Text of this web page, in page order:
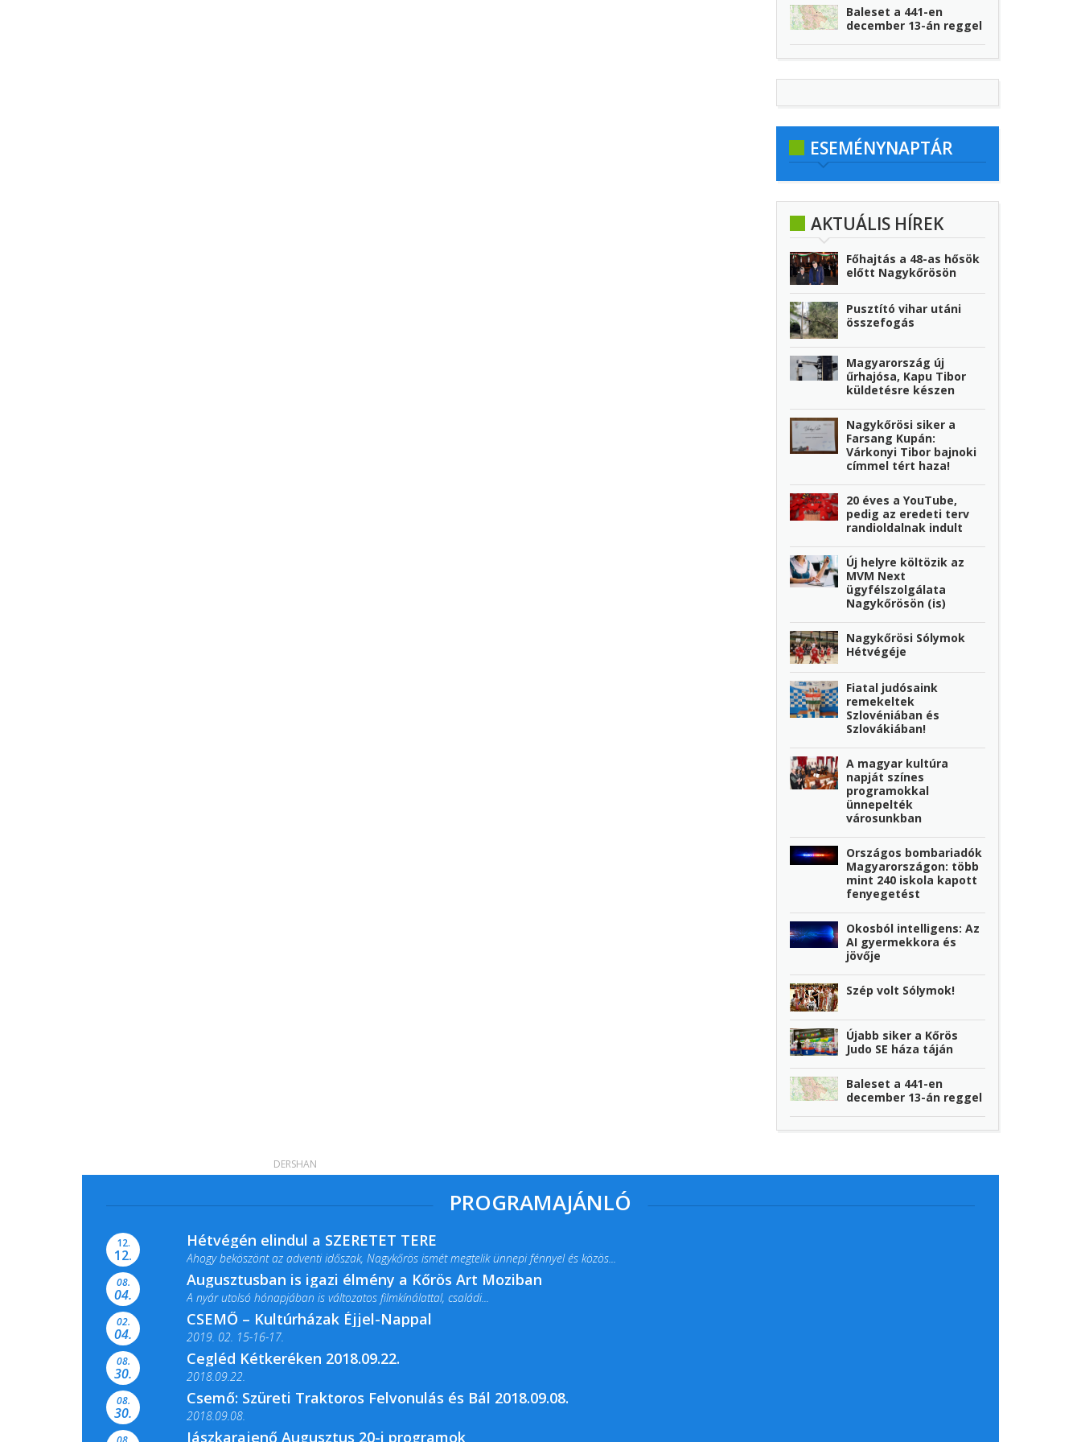
Baleset a 441-en
december 13-án reggel
ESEMÉNYNAPTÁR
AKTUÁLIS HÍREK
Főhajtás a 48-as hősök
előtt Nagykőrösön
Pusztító vihar utáni
összefogás
Magyarország új
űrhajósa, Kapu Tibor
küldetésre készen
Nagykőrösi siker a
Farsang Kupán:
Várkonyi Tibor bajnoki
címmel tért haza!
20 éves a YouTube,
pedig az eredeti terv
randioldalnak indult
Új helyre költözik az
MVM Next
ügyfélszolgálata
Nagykőrösön (is)
Nagykőrösi Sólymok
Hétvégéje
Fiatal judósaink
remekeltek
Szlovéniában és
Szlovákiában!
A magyar kultúra
napját színes
programokkal
ünnepelték
városunkban
Országos bombariadók
Magyarországon: több
mint 240 iskola kapott
fenyegetést
Okosból intelligens: Az
AI gyermekkora és
jövője
Szép volt Sólymok!
Újabb siker a Kőrös
Judo SE háza táján
Baleset a 441-en
december 13-án reggel
PROGRAMAJÁNLÓ
12.
12.
Hétvégén elindul a SZERETET TERE
Ahogy beköszönt az adventi időszak, Nagykőrös ismét megtelik ünnepi fénnyel és közös...
08.
04.
Augusztusban is igazi élmény a Kőrös Art Moziban
A nyár utolsó hónapjában is változatos filmkínálattal, családi...
02.
04.
CSEMŐ – Kultúrházak Éjjel-Nappal
2019. 02. 15-16-17.
Színes és tartalmas programokkal várja a Csemői Községi Könyvtár és...
08.
30.
Cegléd Kétkeréken 2018.09.22.
2018.09.22.
08.
30.
Csemő: Szüreti Traktoros Felvonulás és Bál 2018.09.08.
2018.09.08.
Jászkarajenő Augusztus 20-i programok
DERSHAN